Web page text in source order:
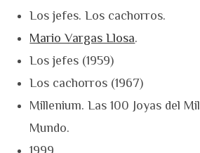
Los jefes. Los cachorros.
Mario Vargas Llosa.
Los jefes (1959)
Los cachorros (1967)
Millenium. Las 100 Joyas del
Mundo.
1999